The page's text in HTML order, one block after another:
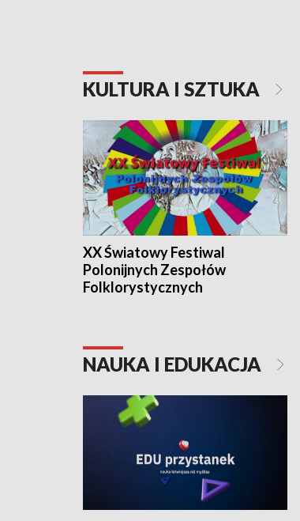
KULTURA I SZTUKA
XX Światowy Festiwal
Polonijnych Zespołów
Folklorystycznych
NAUKA I EDUKACJA